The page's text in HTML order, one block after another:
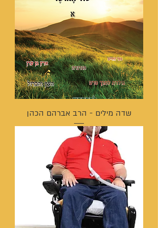
שדה מילים - הרב אברהם הכהן